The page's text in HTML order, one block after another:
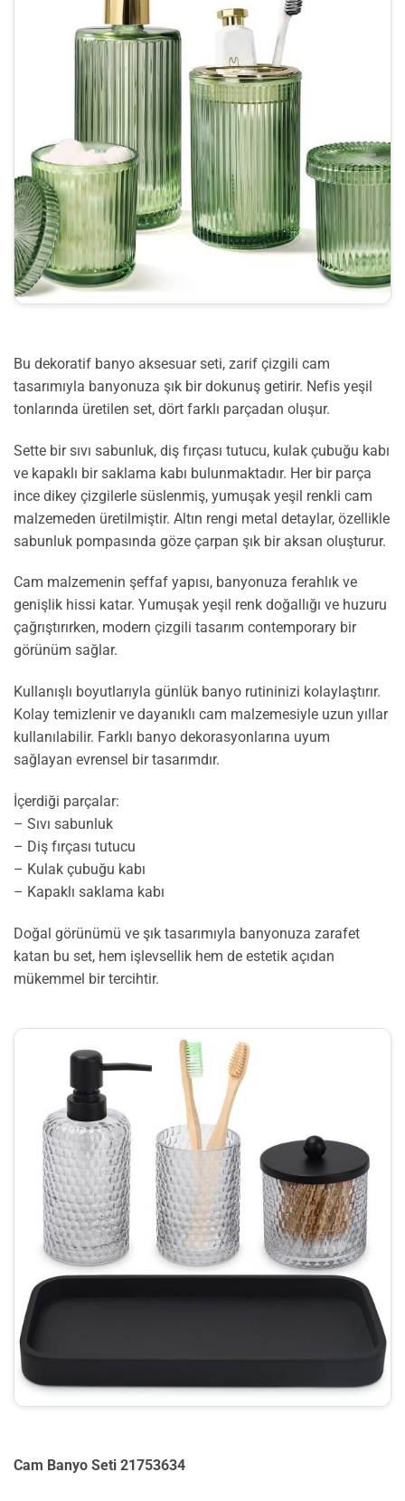
Bu dekoratif banyo aksesuar seti, zarif çizgili cam
tasarımıyla banyonuza şık bir dokunuş getirir. Nefis yeşil
tonlarında üretilen set, dört farklı parçadan oluşur.
Sette bir sıvı sabunluk, diş fırçası tutucu, kulak çubuğu kabı
ve kapaklı bir saklama kabı bulunmaktadır. Her bir parça
ince dikey çizgilerle süslenmiş, yumuşak yeşil renkli cam
malzemeden üretilmiştir. Altın rengi metal detaylar, özellikle
sabunluk pompasında göze çarpan şık bir aksan oluşturur.
Cam malzemenin şeffaf yapısı, banyonuza ferahlık ve
genişlik hissi katar. Yumuşak yeşil renk doğallığı ve huzuru
çağrıştırırken, modern çizgili tasarım contemporary bir
görünüm sağlar.
Kullanışlı boyutlarıyla günlük banyo rutininizi kolaylaştırır.
Kolay temizlenir ve dayanıklı cam malzemesiyle uzun yıllar
kullanılabilir. Farklı banyo dekorasyonlarına uyum
sağlayan evrensel bir tasarımdır.
İçerdiği parçalar:
– Sıvı sabunluk
– Diş fırçası tutucu
– Kulak çubuğu kabı
– Kapaklı saklama kabı
Doğal görünümü ve şık tasarımıyla banyonuza zarafet
katan bu set, hem işlevsellik hem de estetik açıdan
mükemmel bir tercihtir.
Cam Banyo Seti 21753634